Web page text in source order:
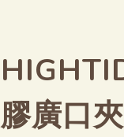
膠廣口夾